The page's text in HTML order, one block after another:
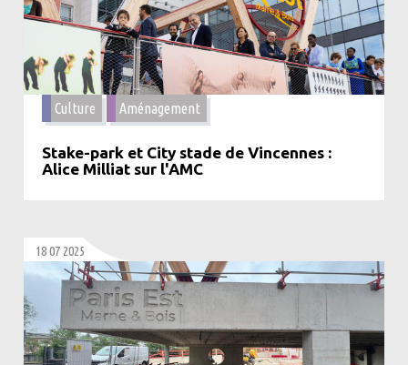
Culture Aménagement
Stake-park et City stade de Vincennes :
Alice Milliat sur l'AMC
18 07 2025